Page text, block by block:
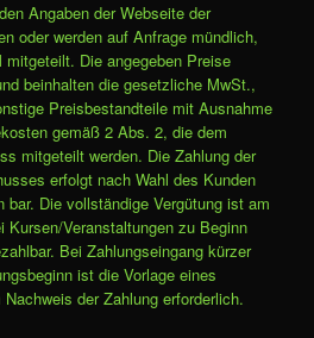
Angaben der Webseite der
oder werden auf Anfrage mündlich,
Die angegeben Preise
beinhalten die gesetzliche MwSt.,
Preisbestandteile mit Ausnahme
gemäß 2 Abs. 2, die dem
mitgeteilt werden. Die Zahlung der
erfolgt nach Wahl des Kunden
bar. Die vollständige Vergütung ist am
Kursen/Veranstaltungen zu Beginn
Bei Zahlungseingang kürzer
ist die Vorlage eines
der Zahlung erforderlich.